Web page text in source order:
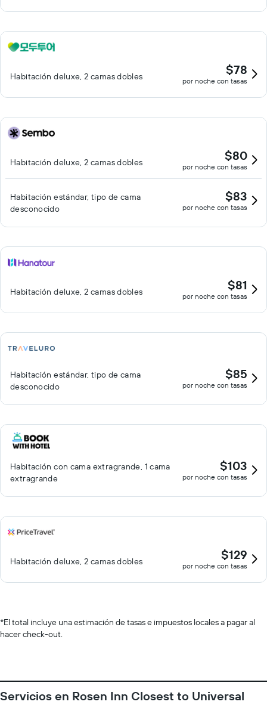
Habitación deluxe, 2 camas dobles $78
por noche con tasas
Habitación deluxe, 2 camas dobles $80
por noche con tasas
Habitación estándar, tipo de cama
desconocido
$83
por noche con tasas
Habitación deluxe, 2 camas dobles $81
por noche con tasas
Habitación estándar, tipo de cama
desconocido
$85
por noche con tasas
Habitación con cama extragrande, 1 cama
extragrande
$103
por noche con tasas
Habitación deluxe, 2 camas dobles $129
por noche con tasas
*El total incluye una estimación de tasas e impuestos locales a pagar al
hacer check-out.
Servicios en Rosen Inn Closest to Universal